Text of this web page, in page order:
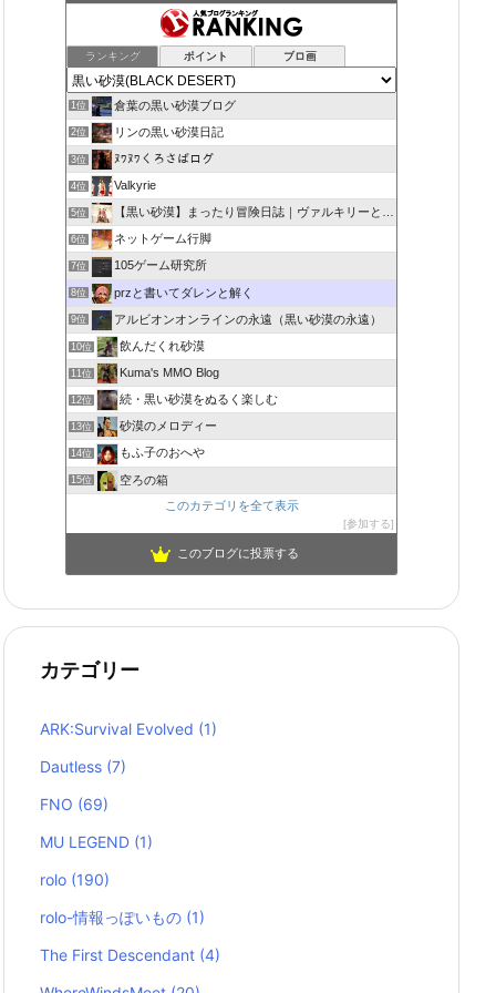
ランキング ポイント ブロ画
1位 倉葉の黒い砂漠ブログ
2位 リンの黒い砂漠日記
3位 ﾇﾜﾇﾜくろさばログ
4位 Valkyrie
5位 【黒い砂漠】まったり冒険日誌｜ヴァルキリーと闇の精霊の旅
6位 ネットゲーム行脚
7位 105ゲーム研究所
8位 przと書いてダレンと解く
9位 アルビオンオンラインの永遠（黒い砂漠の永遠）
10位 飲んだくれ砂漠
11位 Kuma's MMO Blog
12位 続・黒い砂漠をぬるく楽しむ
13位 砂漠のメロディー
14位 もふ子のおへや
15位
空ろの箱
このカテゴリを全て表示
参加する
このブログに投票する
カテゴリー
ARK:Survival Evolved (1)
Dautless (7)
FNO (69)
MU LEGEND (1)
rolo (190)
rolo-情報っぽいもの (1)
The First Descendant (4)